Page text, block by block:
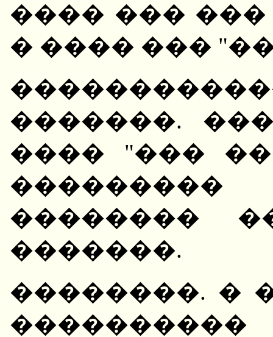
���� ��� ���
� ���� ���
�������.
���� "���
��������
�������.
��������. �